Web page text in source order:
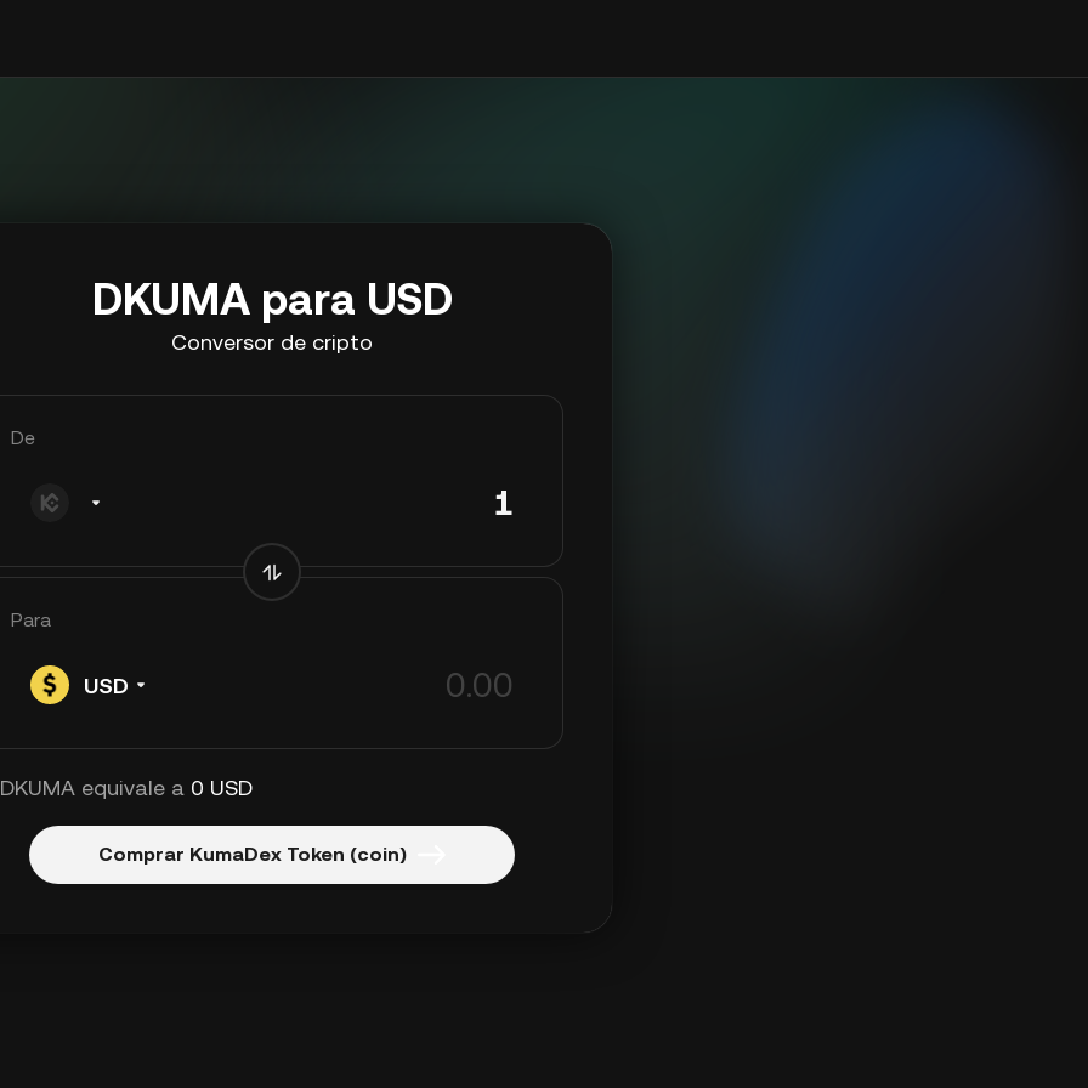
DKUMA para USD
Conversor de cripto
De
Para
USD
equivale a 0 USD
Comprar KumaDex Token (coin)